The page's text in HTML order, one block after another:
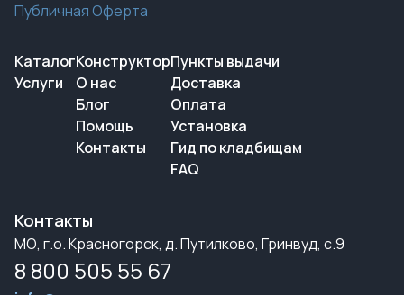
Публичная Оферта
Каталог
Услуги
Конструктор
О нас
Блог
Помощь
Контакты
Пункты выдачи
Доставка
Оплата
Установка
Гид по кладбищам
FAQ
Контакты
МО, г.о. Красногорск, д. Путилково, Гринвуд, с.9
8 800 505 55 67